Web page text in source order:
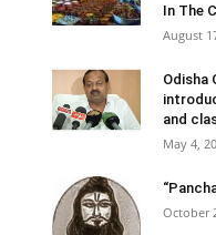
In The
August
Odisha
and
May 4,
October